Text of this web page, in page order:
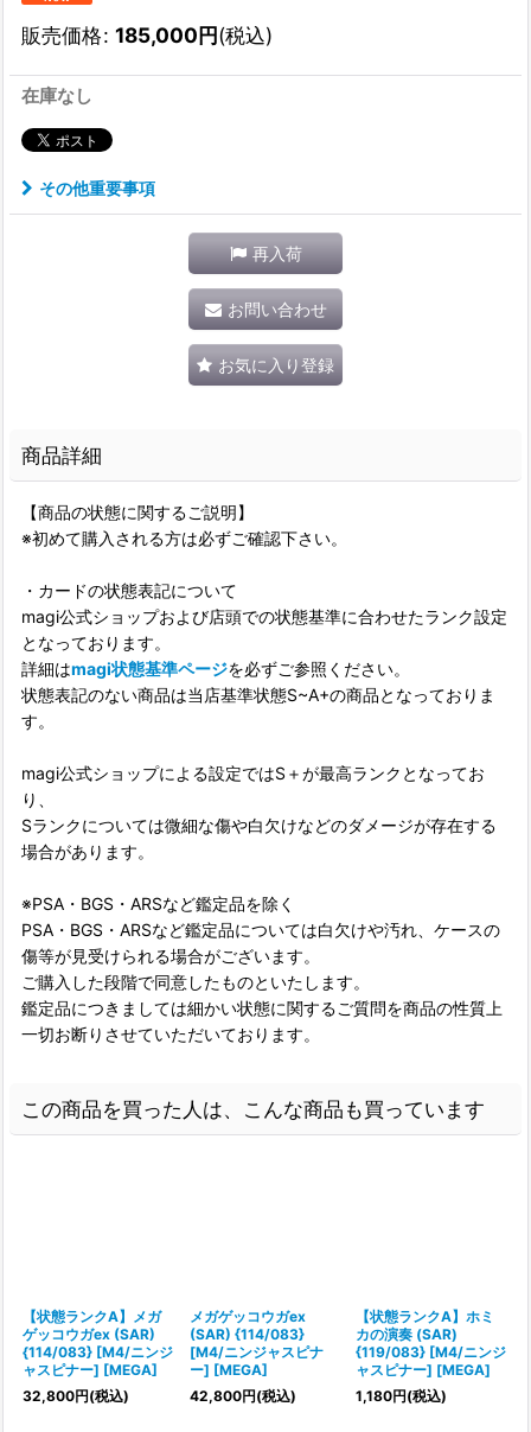
販売価格: 185,000円(税込)
在庫なし
その他重要事項
再入荷
お問い合わせ
お気に入り登録
商品詳細
【商品の状態に関するご説明】
※初めて購入される方は必ずご確認下さい。
・カードの状態表記について
magi公式ショップおよび店頭での状態基準に合わせたランク設定
となっております。
詳細はmagi状態基準ページを必ずご参照ください。
状態表記のない商品は当店基準状態S~A+の商品となっておりま
す。
magi公式ショップによる設定ではS＋が最高ランクとなってお
り、
Sランクについては微細な傷や白欠けなどのダメージが存在する
場合があります。
※PSA・BGS・ARSなど鑑定品を除く
PSA・BGS・ARSなど鑑定品については白欠けや汚れ、ケースの
傷等が見受けられる場合がございます。
ご購入した段階で同意したものといたします。
鑑定品につきましては細かい状態に関するご質問を商品の性質上
一切お断りさせていただいております。
この商品を買った人は、こんな商品も買っています
【状態ランクA】メガ
ゲッコウガex (SAR)
{114/083} [M4/ニンジ
ャスピナー] [MEGA]
32,800円(税込)
メガゲッコウガex
(SAR) {114/083}
[M4/ニンジャスピナ
ー] [MEGA]
42,800円(税込)
【状態ランクA】ホミ
カの演奏 (SAR)
{119/083} [M4/ニンジ
ャスピナー] [MEGA]
1,180円(税込)